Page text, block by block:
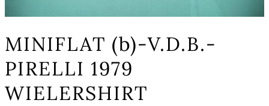
MINIFLAT (b)-V.D.B.-
PIRELLI 1979
WIELERSHIRT